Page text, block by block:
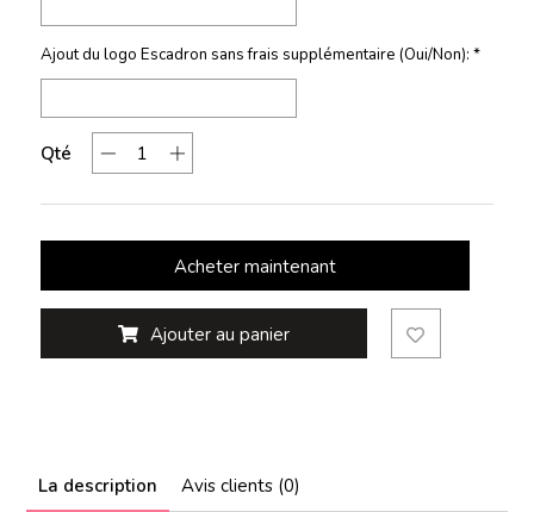
Ajout du logo Escadron sans frais supplémentaire (Oui/Non): *
Qté
Acheter maintenant
Ajouter au panier
La description Avis clients (0)